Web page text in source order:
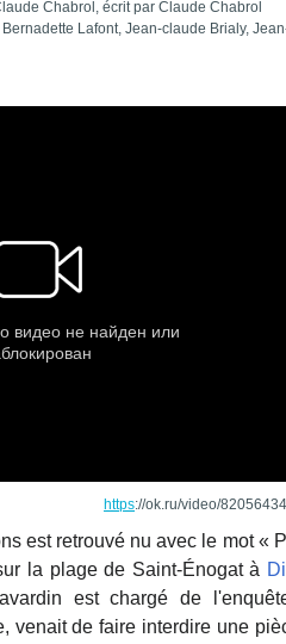
de Chabrol, écrit par Claude Chabrol
Lafont, Jean-claude Brialy,
https://ok.ru/video/
est retrouvé nu avec le mot «
la plage de Saint-Énogat à
est chargé de
venait de faire interdire une